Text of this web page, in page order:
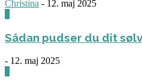
Christina - 12. maj 2025
Sådan pudser du dit
- 12. maj 2025